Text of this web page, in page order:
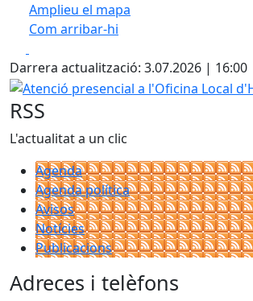
Amplieu el mapa
Com arribar-hi
+
−
Darrera actualització: 3.07.2026 | 16:00
Atenció presencial a l'Oficina Local
RSS
L'actualitat a un clic
Agenda
Agenda política
Avisos
Notícies
Publicacions
Adreces i telèfons